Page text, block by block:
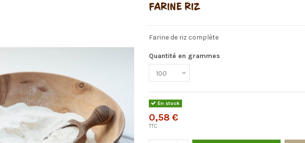
FARINE RIZ
Farine de riz complète
Quantité en grammes
En stock
0,58 €
TTC